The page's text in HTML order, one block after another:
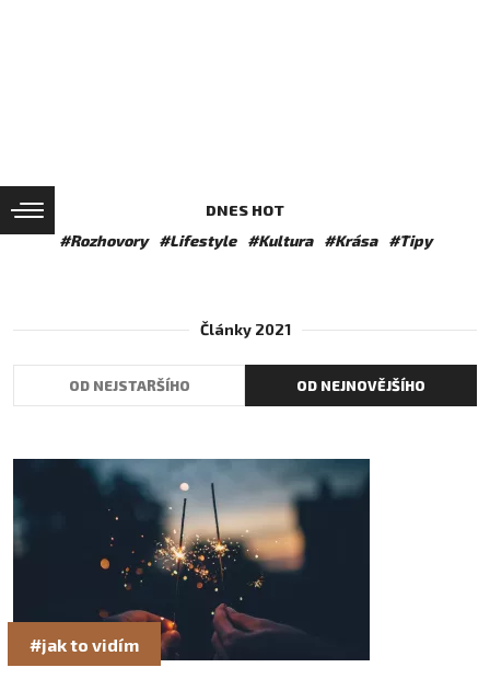
DNES HOT
#Rozhovory
#Lifestyle #Kultura #Krása #Tipy
Články 2021
OD NEJSTARŠÍHO OD NEJNOVĚJŠÍHO
#jak to vidím